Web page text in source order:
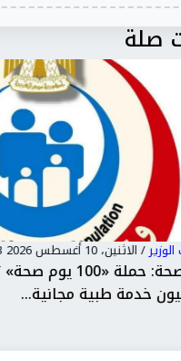
صلة
/ الاثنين، 10 أغسطس 2026 10:03 ص
خدمة طبية مجانية...